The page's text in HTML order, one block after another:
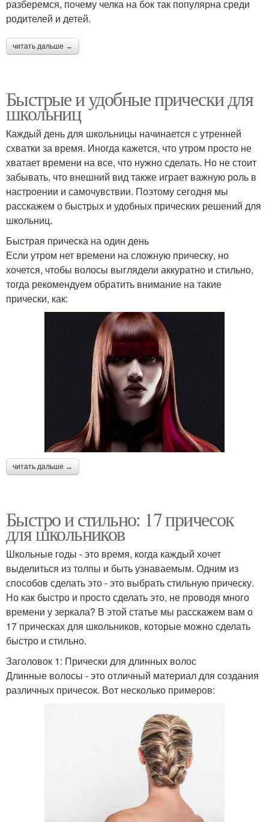
разберемся, почему челка на бок так популярна среди
родителей и детей.
читать дальше →
Быстрые и удобные прически для
школьниц
Каждый день для школьницы начинается с утренней
схватки за время. Иногда кажется, что утром просто не
хватает времени на все, что нужно сделать. Но не стоит
забывать, что внешний вид также играет важную роль в
настроении и самочувствии. Поэтому сегодня мы
расскажем о быстрых и удобных прических решений для
школьниц.
Быстрая прическа на один день
Если утром нет времени на сложную прическу, но
хочется, чтобы волосы выглядели аккуратно и стильно,
тогда рекомендуем обратить внимание на такие
прически, как:
читать дальше →
Быстро и стильно: 17 причесок
для школьников
Школьные годы - это время, когда каждый хочет
выделиться из толпы и быть узнаваемым. Одним из
способов сделать это - это выбрать стильную прическу.
Но как быстро и просто сделать это, не проводя много
времени у зеркала? В этой статье мы расскажем вам о
17 прическах для школьников, которые можно сделать
быстро и стильно.
Заголовок 1: Прически для длинных волос
Длинные волосы - это отличный материал для создания
различных причесок. Вот несколько примеров: